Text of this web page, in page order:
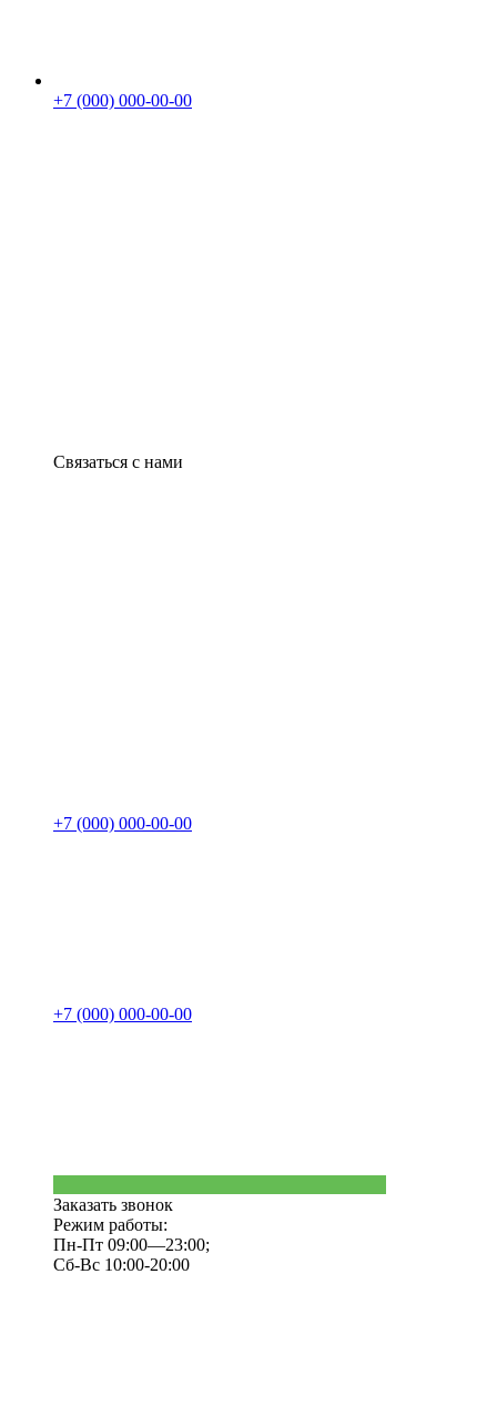
+7 (000) 000-00-00
Связаться с нами
+7 (000) 000-00-00
+7 (000) 000-00-00
Заказать звонок
Режим работы:
Пн-Пт 09:00—23:00;
Сб-Вс 10:00-20:00